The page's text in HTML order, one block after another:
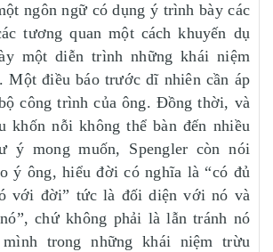
ngôn ngữ có dụng ý trình bày các
tương quan một cách khuyến dụ
một diễn trình những khái niệm
Một điều báo trước dĩ nhiên cần áp
công trình của ông. Đồng thời, và
khốn nỗi không thể bàn đến nhiều
ý mong muốn, Spengler còn nói
ý ông, hiểu đời có nghĩa là “có đủ
với đời” tức là đối diện với nó và
chứ không phải là lẫn tránh nó
trong những khái niệm trừu